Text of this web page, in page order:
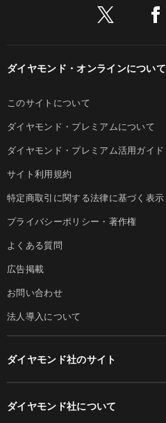
ダイヤモンド・オンラインについて
このサイトについて
ダイヤモンド・プレミアムについて
ダイヤモンド・プレミアム活用ガイド
サイト利用規約
特定商取引に関する法律に基づく表示
プライバシーポリシー・著作権
よくある質問
広告掲載
お問い合わせ
法人導入について
ダイヤモンド社のサイト
ダイヤモンド社について